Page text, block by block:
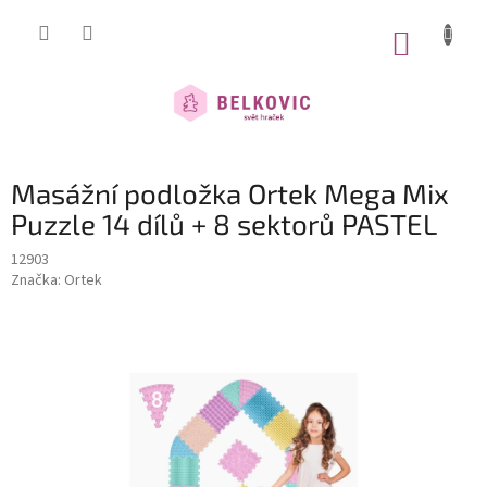
Masážní podložka Ortek Mega Mix
Puzzle 14 dílů + 8 sektorů PASTEL
12903
Značka: Ortek